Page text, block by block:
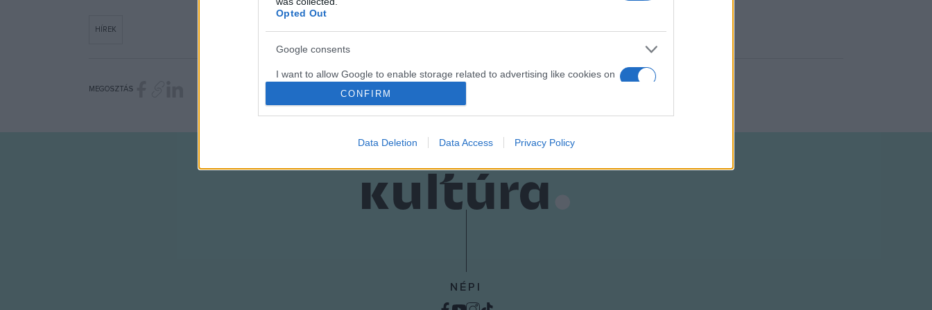
Opted Out
Google consents
I want to allow Google to enable storage related to advertising like cookies on
web or device identifiers in apps.
I want to allow my user data to be sent to Google for online advertising
I want to allow Google to enable storage related to analytics like cookies on
web or device identifiers in apps.
I want to allow Google to enable storage related to personalization.
CONFIRM
Data Deletion Data Access Privacy Policy
HÍREK
MEGOSZTÁS
NÉPI